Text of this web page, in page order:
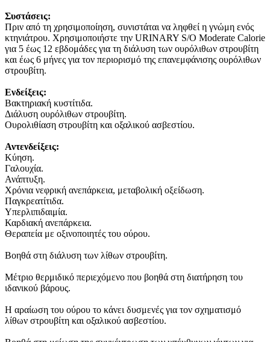
Συστάσεις:
Πριν από τη χρησιμοποίηση, συνιστάται να ληφθεί η γνώμη ενός
κτηνιάτρου. Χρησιμοποιήστε την URINARY S/O Moderate Calorie
για 5 έως 12 εβδομάδες για τη διάλυση των ουρόλιθων στρουβίτη
και έως 6 μήνες για τον περιορισμό της επανεμφάνισης ουρόλιθων
στρουβίτη.
Ενδείξεις:
Βακτηριακή κυστίτιδα.
Διάλυση ουρόλιθων στρουβίτη.
Ουρολιθίαση στρουβίτη και οξαλικού ασβεστίου.
Αντενδείξεις:
Κύηση.
Γαλουχία.
Ανάπτυξη.
Χρόνια νεφρική ανεπάρκεια, μεταβολική οξείδωση.
Παγκρεατίτιδα.
Υπερλιπιδαιμία.
Καρδιακή ανεπάρκεια.
Θεραπεία με οξινοποιητές του ούρου.
Βοηθά στη διάλυση των λίθων στρουβίτη.
Μέτριο θερμιδικό περιεχόμενο που βοηθά στη διατήρηση του
ιδανικού βάρους.
Η αραίωση του ούρου το κάνει δυσμενές για τον σχηματισμό
λίθων στρουβίτη και οξαλικού ασβεστίου.